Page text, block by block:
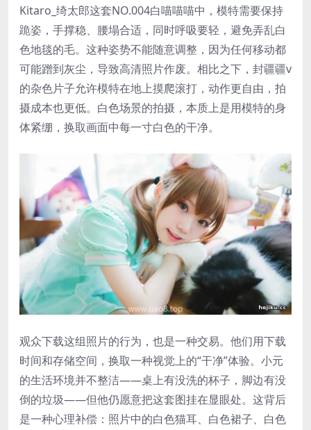
Kitaro_绮太郎这套NO.004白喵喵喵中，模特需要保持
跪姿，手撑稳、腰塌合适，同时呼吸要轻，避免弄乱白
色地毯的毛。这种姿势不能随意调整，因为任何移动都
可能蹭到灰尘，导致高清照片作废。相比之下，封疆疆v
的杂色片子允许模特在地上摸爬滚打，动作更自由，拍
摄成本也更低。白色场景的拍摄，本质上是用模特的身
体紧绷，换取画面中每一寸白色的干净。
观众下载这组照片的行为，也是一种交易。他们用下载
时间和存储空间，换取一种视觉上的“干净”体验。小元
的生活环境并不整洁——桌上有没洗的杯子，脚边有没
倒的垃圾——但他仍愿意把这套图挂在显眼处。这背后
是一种心理补偿：照片中的白色猫耳、白色裙子、白色